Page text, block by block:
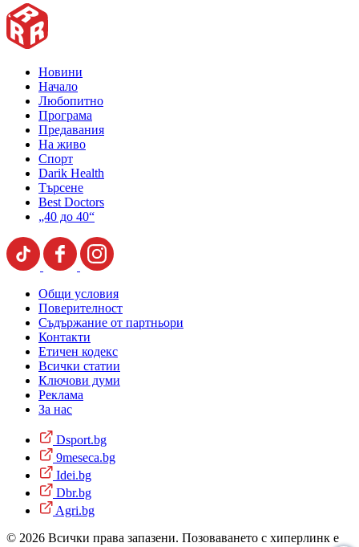
Новини
Начало
Любопитно
Програма
Предавания
На живо
Спорт
Darik Health
Търсене
Best Doctors
„40 до 40“
Общи условия
Поверителност
Съдържание от партньори
Контакти
Етичен кодекс
Всички статии
Ключови думи
Реклама
За нас
Dsport.bg
9meseca.bg
Idei.bg
Dbr.bg
Agri.bg
© 2026 Всички права запазени. Позоваването с хиперлинк е